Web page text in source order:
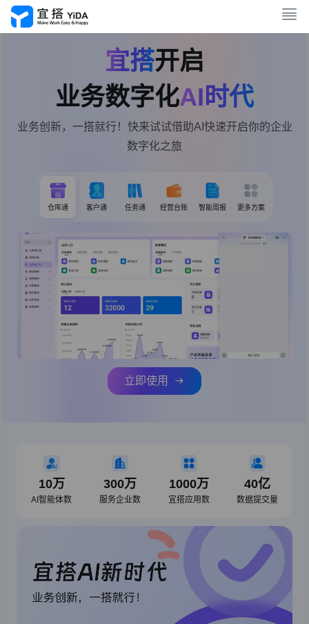
宜搭开启
业务数字化AI时代
业务创新，一搭就行！快来试试借助AI快速开启你的企业
数字化之旅
仓库通 客户通 任务通 经营台账 智能周报 更多方案
立即使用
10万
AI智能体数
300万
服务企业数
1000万
宜搭应用数
40亿
数据提交量